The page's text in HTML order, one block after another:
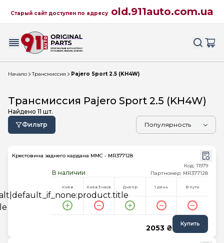
Старый сайт доступен по адресу old.911auto.com.ua
Начало Трансмиссия Pajero Sport 2.5 (KH4W)
Трансмиссия Pajero Sport 2.5 (KH4W)
Найдено 11 шт.
Фильтр
Крестовина заднего кардана MMC - MR377128
В наличии
Код: 11979
Партномер: MR377128
Киев Киев 3 часа Днепр 1 день В пути
2053 ₴ Купить